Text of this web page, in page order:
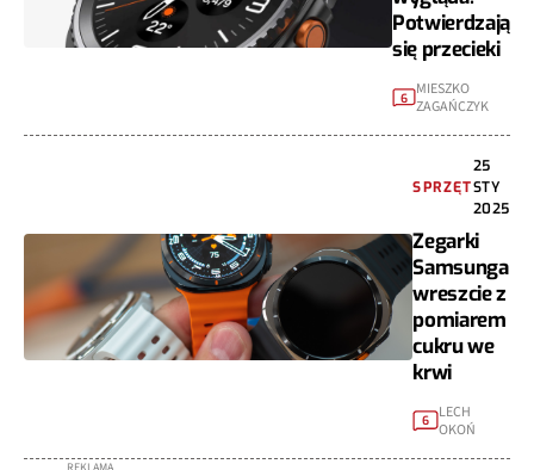
Potwierdzają
się przecieki
6
MIESZKO
ZAGAŃCZYK
SPRZĘT
25
STY
2025
Zegarki
Samsunga
wreszcie z
pomiarem
cukru we
krwi
6
LECH
OKOŃ